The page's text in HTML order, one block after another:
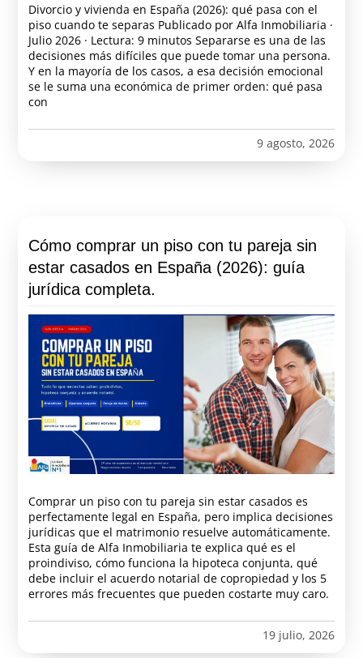
Divorcio y vivienda en España (2026): qué pasa con el
piso cuando te separas Publicado por Alfa Inmobiliaria ·
Julio 2026 · Lectura: 9 minutos Separarse es una de las
decisiones más difíciles que puede tomar una persona.
Y en la mayoría de los casos, a esa decisión emocional
se le suma una económica de primer orden: qué pasa
con
9 agosto, 2026
Cómo comprar un piso con tu pareja sin
estar casados en España (2026): guía
jurídica completa.
Comprar un piso con tu pareja sin estar casados es
perfectamente legal en España, pero implica decisiones
jurídicas que el matrimonio resuelve automáticamente.
Esta guía de Alfa Inmobiliaria te explica qué es el
proindiviso, cómo funciona la hipoteca conjunta, qué
debe incluir el acuerdo notarial de copropiedad y los 5
errores más frecuentes que pueden costarte muy caro.
19 julio, 2026